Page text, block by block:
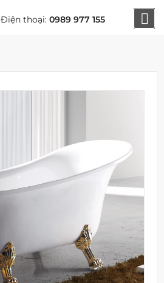
Điện thoại: 0989 977 155